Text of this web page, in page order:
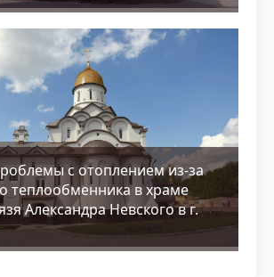
с отоплением из-за
теплообменника в храме
Александра Невского в г.